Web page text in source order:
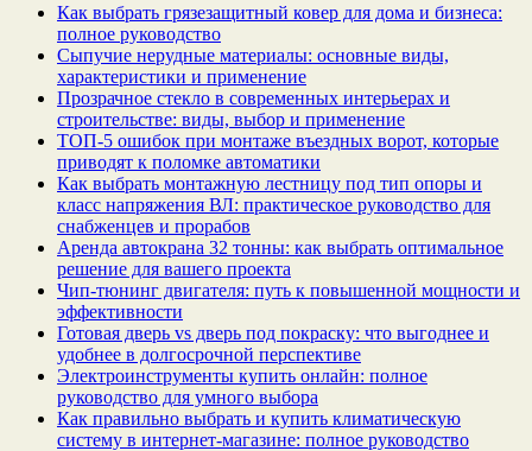
Как выбрать грязезащитный ковер для дома и бизнеса:
полное руководство
Сыпучие нерудные материалы: основные виды,
характеристики и применение
Прозрачное стекло в современных интерьерах и
строительстве: виды, выбор и применение
ТОП-5 ошибок при монтаже въездных ворот, которые
приводят к поломке автоматики
Как выбрать монтажную лестницу под тип опоры и
класс напряжения ВЛ: практическое руководство для
снабженцев и прорабов
Аренда автокрана 32 тонны: как выбрать оптимальное
решение для вашего проекта
Чип‑тюнинг двигателя: путь к повышенной мощности и
эффективности
Готовая дверь vs дверь под покраску: что выгоднее и
удобнее в долгосрочной перспективе
Электроинструменты купить онлайн: полное
руководство для умного выбора
Как правильно выбрать и купить климатическую
систему в интернет‑магазине: полное руководство